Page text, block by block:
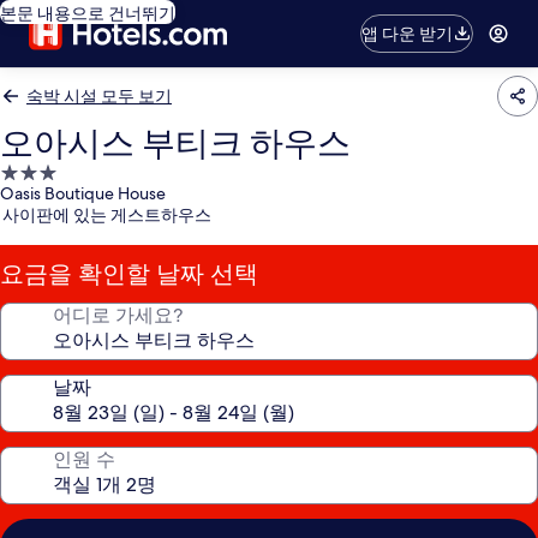
본문 내용으로 건너뛰기
앱 다운 받기
숙박 시설 모두 보기
오아시스 부티크 하우스
3.0
성
급
숙
박
시
Oasis Boutique House
사이판에 있는 게스트하우스
요금을 확인할 날짜 선택
어디로 가세요?
날짜
인원 수